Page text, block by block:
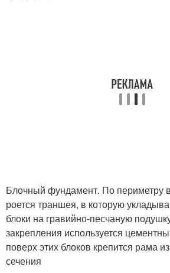
Блочный фундамент. По периметру
роется траншея, в которую
блоки на гравийно-песчаную
закрепления используется
поверх этих блоков крепится рама
сечения